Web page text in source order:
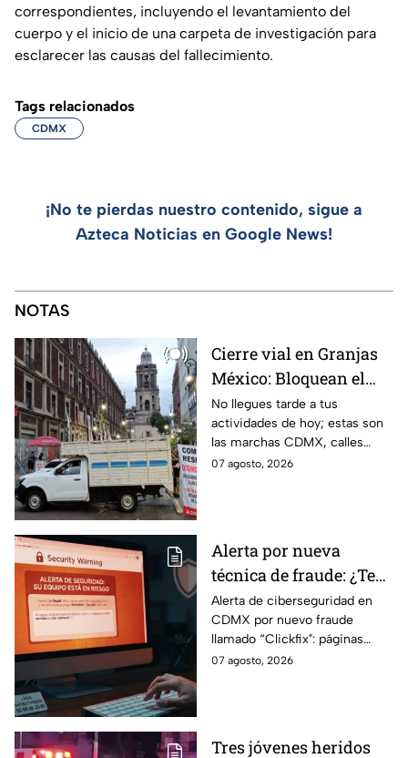
correspondientes, incluyendo el levantamiento del
cuerpo y el inicio de una carpeta de investigación para
esclarecer las causas del fallecimiento.
Tags relacionados
CDMX
¡No te pierdas nuestro contenido, sigue a
Azteca Noticias en Google News!
NOTAS
Cierre vial en Granjas
México: Bloquean el
paso en Canela y Añil
por protesta
No llegues tarde a tus
actividades de hoy; estas son
las marchas CDMX, calles
cerradas y bloqueos que
07 agosto, 2026
Alerta por nueva
técnica de fraude: ¿Te
piden copiar códigos
extraños en la PC?
Cuidado, podrías ser
víctima del peligroso
Alerta de ciberseguridad en
CDMX por nuevo fraude
llamado “Clickfix": páginas
falsas que engañan para
07 agosto, 2026
Tres jóvenes heridos